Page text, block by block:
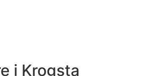
i Krogsta